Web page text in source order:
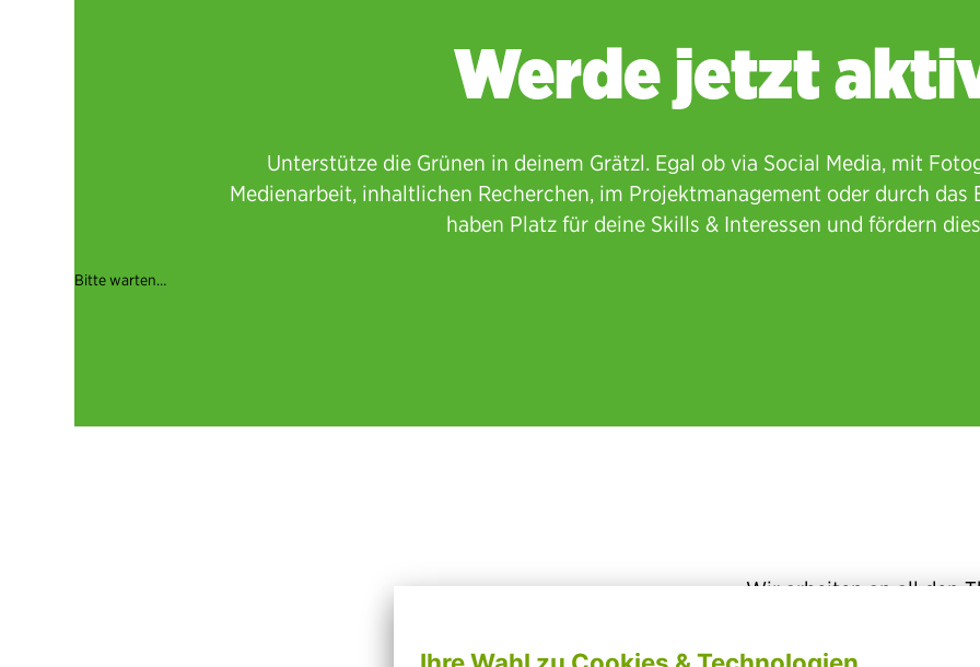
Werde jetzt
Unterstütze die Grünen in deinem Grätzl. Egal ob via Social Media, mit
Medienarbeit, inhaltlichen Recherchen, im Projektmanagement oder durch das
haben Platz für deine Skills & Interessen und fördern
Bitte warten…
Wir arbeiten an all den
Arbeitsgruppen ins